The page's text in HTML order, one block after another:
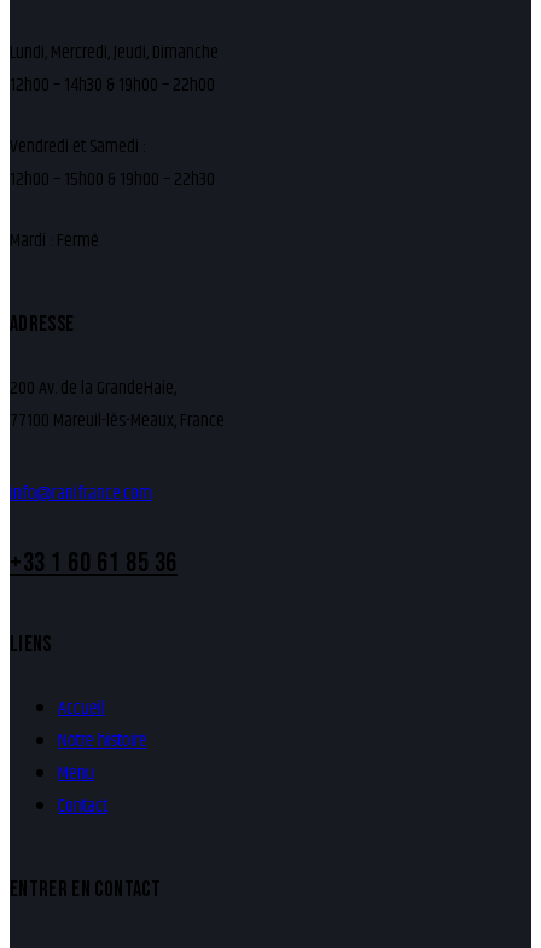
Lundi, Mercredi, Jeudi, Dimanche
12h00 – 14h30 & 19h00 – 22h00
Vendredi et Samedi :
12h00 – 15h00 & 19h00 – 22h30
Mardi : Fermé
ADRESSE
200 Av. de la GrandeHaie,
77100 Mareuil-lès-Meaux, France
info@ranifrance.com
+33 1 60 61 85 36
LIENS
Accueil
Notre histoire
Menu
Contact
ENTRER EN CONTACT